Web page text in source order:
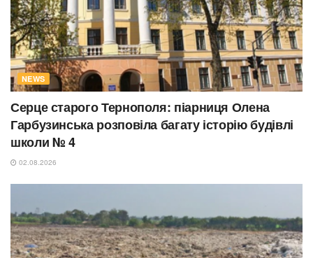
NEWS
Серце старого Тернополя: піарниця Олена
Гарбузинська розповіла багату історію будівлі
школи № 4
02.08.2026